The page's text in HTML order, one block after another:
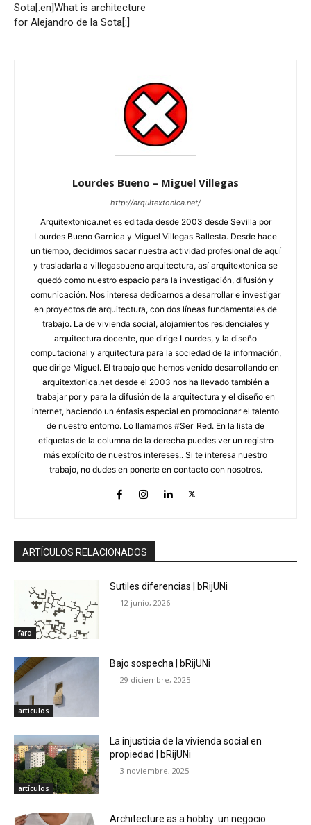
Sota[:en]What is architecture
for Alejandro de la Sota[:]
Lourdes Bueno – Miguel Villegas
http://arquitextonica.net/
Arquitextonica.net es editada desde 2003 desde Sevilla por
Lourdes Bueno Garnica y Miguel Villegas Ballesta. Desde hace
un tiempo, decidimos sacar nuestra actividad profesional de aquí
y trasladarla a villegasbueno arquitectura, así arquitextonica se
quedó como nuestro espacio para la investigación, difusión y
comunicación. Nos interesa dedicarnos a desarrollar e investigar
en proyectos de arquitectura, con dos líneas fundamentales de
trabajo. La de vivienda social, alojamientos residenciales y
arquitectura docente, que dirige Lourdes, y la diseño
computacional y arquitectura para la sociedad de la información,
que dirige Miguel. El trabajo que hemos venido desarrollando en
arquitextonica.net desde el 2003 nos ha llevado también a
trabajar por y para la difusión de la arquitectura y el diseño en
internet, haciendo un énfasis especial en promocionar el talento
de nuestro entorno. Lo llamamos #Ser_Red. En la lista de
etiquetas de la columna de la derecha puedes ver un registro
más explícito de nuestros intereses.. Si te interesa nuestro
trabajo, no dudes en ponerte en contacto con nosotros.
ARTÍCULOS RELACIONADOS
faro
Sutiles diferencias | bRijUNi
12 junio, 2026
artículos
Bajo sospecha | bRijUNi
29 diciembre, 2025
artículos
La injusticia de la vivienda social en
propiedad | bRijUNi
3 noviembre, 2025
Architecture as a hobby: un negocio